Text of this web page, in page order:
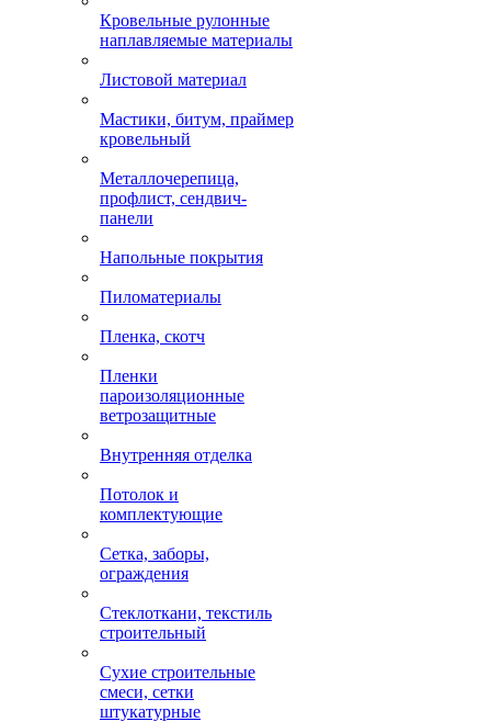
Кровельные рулонные
наплавляемые материалы
Листовой материал
Мастики, битум, праймер
кровельный
Металлочерепица,
профлист, сендвич-
панели
Напольные покрытия
Пиломатериалы
Пленка, скотч
Пленки
пароизоляционные
ветрозащитные
Внутренняя отделка
Потолок и
комплектующие
Сетка, заборы,
ограждения
Стеклоткани, текстиль
строительный
Сухие строительные
смеси, сетки
штукатурные